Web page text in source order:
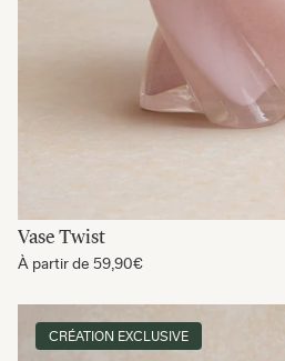
Vase Twist
À partir de 59,90€
CRÉATION EXCLUSIVE